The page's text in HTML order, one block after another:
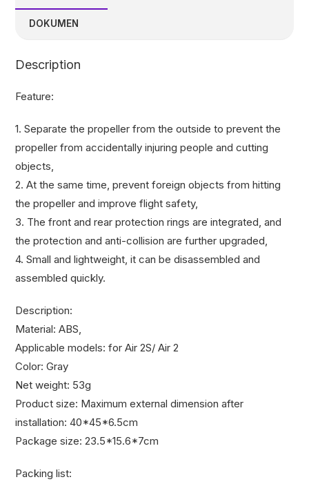
DOKUMEN
Description
Feature:
1. Separate the propeller from the outside to prevent the
propeller from accidentally injuring people and cutting
objects,
2. At the same time, prevent foreign objects from hitting
the propeller and improve flight safety,
3. The front and rear protection rings are integrated, and
the protection and anti-collision are further upgraded,
4. Small and lightweight, it can be disassembled and
assembled quickly.
Description:
Material: ABS,
Applicable models: for Air 2S/ Air 2
Color: Gray
Net weight: 53g
Product size: Maximum external dimension after
installation: 40*45*6.5cm
Package size: 23.5*15.6*7cm
Packing list: